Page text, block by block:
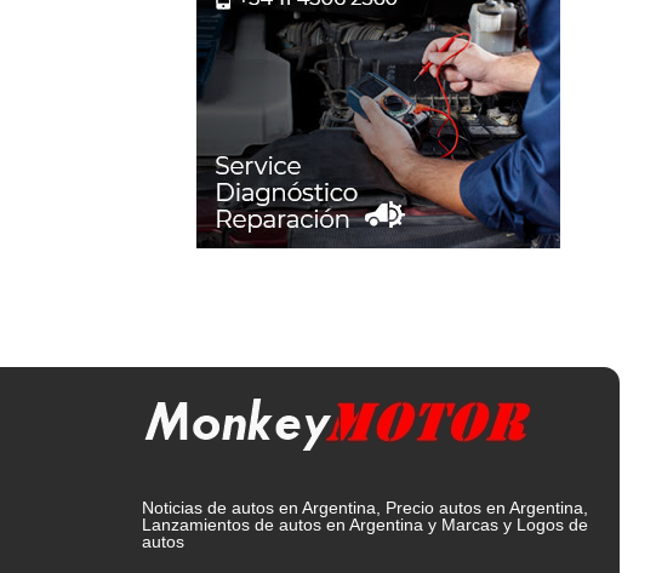
Noticias de autos en Argentina, Precio autos en Argentina,
Lanzamientos de autos en Argentina y Marcas y Logos de
autos